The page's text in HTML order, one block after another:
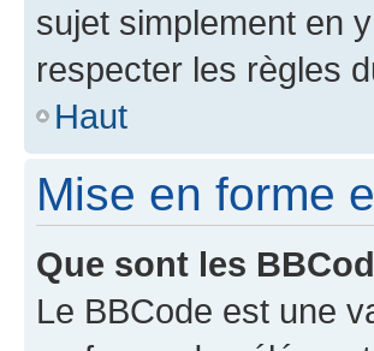
sujet simplement en
respecter les règles
Haut
Mise en forme
Que sont les
Le BBCode est une